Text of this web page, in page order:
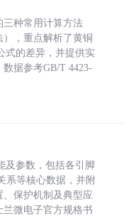
三种常用计算方法
），重点解析了黄铜
式的差异，并提供实
据参考GB/T 4423-
及参数，包括各引脚
系等核心数据，并附
保护机制及典型应
微电子官方规格书